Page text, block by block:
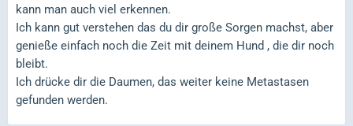
kann man auch viel erkennen.
Ich kann gut verstehen das du dir große Sorgen machst, aber
genieße einfach noch die Zeit mit deinem Hund , die dir noch
bleibt.
Ich drücke dir die Daumen, das weiter keine Metastasen
gefunden werden.